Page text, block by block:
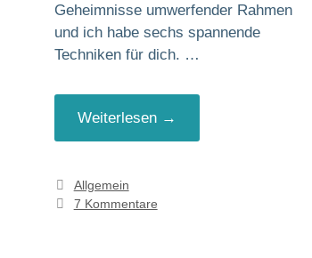
Geheimnisse umwerfender Rahmen
und ich habe sechs spannende
Techniken für dich. …
Weiterlesen →
Kategorien
Allgemein
7 Kommentare